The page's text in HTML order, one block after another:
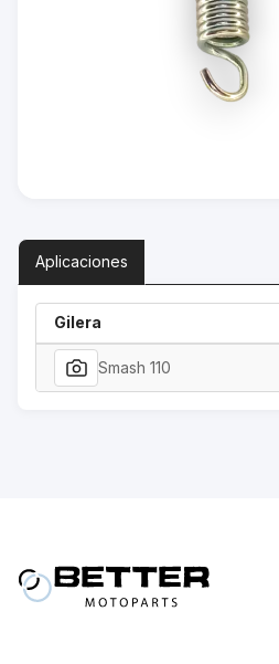
Aplicaciones
Gilera
Smash 110